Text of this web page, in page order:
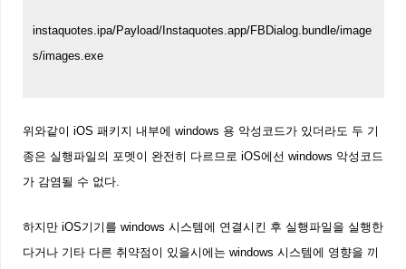
instaquotes.ipa/Payload/Instaquotes.app/FBDialog.bundle/image
s/images.exe
위와같이 iOS 패키지 내부에 windows 용 악성코드가 있더라도 두 기
종은 실행파일의 포멧이 완전히 다르므로 iOS에선 windows 악성코드
가 감염될 수 없다.
하지만 iOS기기를 windows 시스템에 연결시킨 후 실행파일을 실행한
다거나 기타 다른 취약점이 있을시에는 windows 시스템에 영향을 끼